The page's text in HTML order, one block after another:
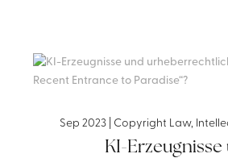
KI-Erzeugnisse
Sep 2023 Copyright Law,